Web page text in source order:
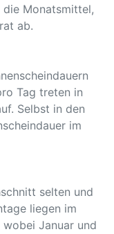
die Monatsmittel,
ab.
Tag treten in
Selbst in den
im
selten und
liegen im
Januar und